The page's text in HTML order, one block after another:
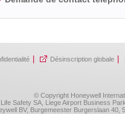
Désinscription globale
© Copyright Honeywell
Safety SA, Liege Airport Business
BV, Burgemeester Burgerslaan